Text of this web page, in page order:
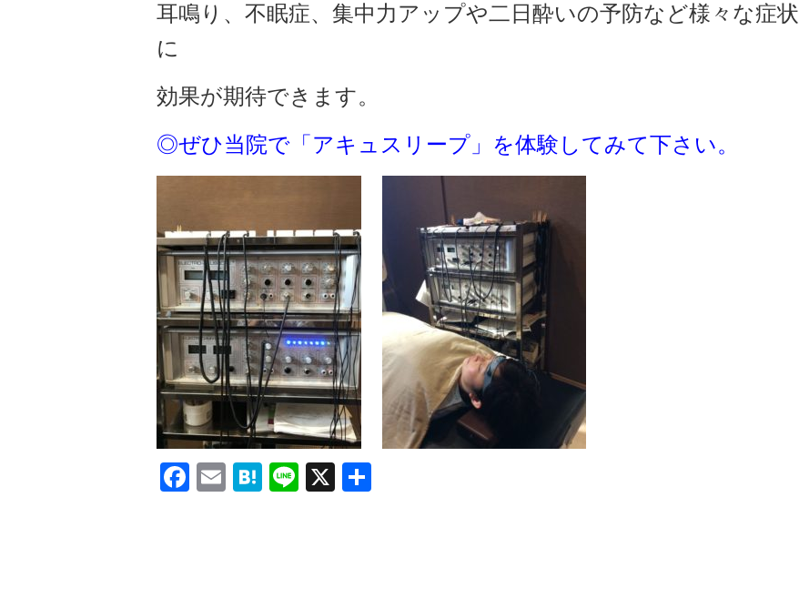
耳鳴り、不眠症、集中力アップや二日酔いの予防など様々な症状
に
効果が期待できます。
◎ぜひ当院で「アキュスリープ」を体験してみて下さい。
Facebook
EmailHatena
Line
X